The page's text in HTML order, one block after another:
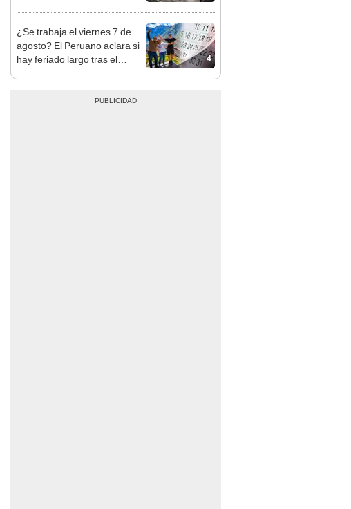
4
¿Se trabaja el viernes 7 de
agosto? El Peruano aclara si
hay feriado largo tras el